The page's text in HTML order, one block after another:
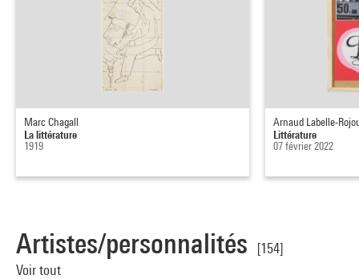
Marc Chagall
La littérature
1919
Arnaud Labelle-
Littérature
07 février 2022
Artistes/personnalités
[154]
Voir tout